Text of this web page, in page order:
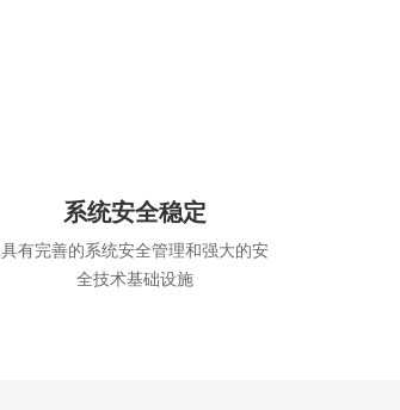
系统安全稳定
具有完善的系统安全管理和强大的安
全技术基础设施